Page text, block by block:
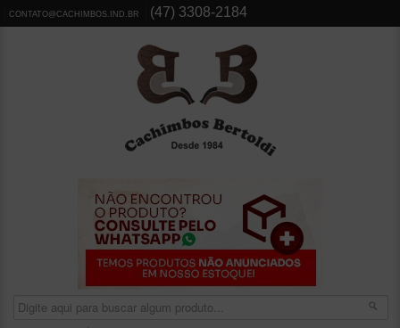
CONTATO@CACHIMBOS.IND.BR (47) 3308-2184